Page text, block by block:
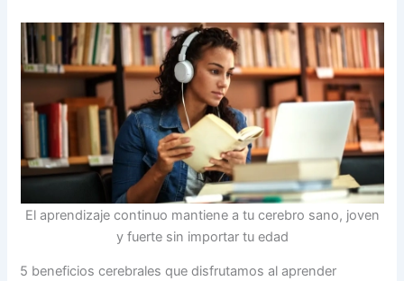
El aprendizaje continuo mantiene a tu cerebro sano, joven
y fuerte sin importar tu edad
5 beneficios cerebrales que disfrutamos al aprender